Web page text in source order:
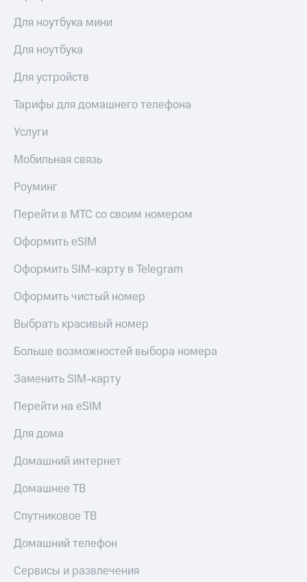
Для ноутбука мини
Для ноутбука
Для устройств
Тарифы для домашнего телефона
Услуги
Мобильная связь
Роуминг
Перейти в МТС со своим номером
Оформить eSIM
Оформить SIM-карту в Telegram
Оформить чистый номер
Выбрать красивый номер
Больше возможностей выбора номера
Заменить SIM-карту
Перейти на eSIM
Для дома
Домашний интернет
Домашнее ТВ
Спутниковое ТВ
Домашний телефон
Сервисы и развлечения